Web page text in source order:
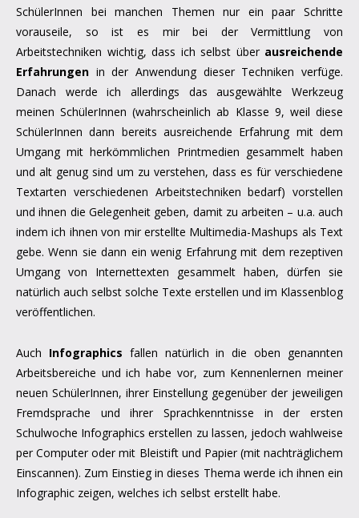
SchülerInnen bei manchen Themen nur ein paar Schritte
vorauseile, so ist es mir bei der Vermittlung von
Arbeitstechniken wichtig, dass ich selbst über ausreichende
Erfahrungen in der Anwendung dieser Techniken verfüge.
Danach werde ich allerdings das ausgewählte Werkzeug
meinen SchülerInnen (wahrscheinlich ab Klasse 9, weil diese
SchülerInnen dann bereits ausreichende Erfahrung mit dem
Umgang mit herkömmlichen Printmedien gesammelt haben
und alt genug sind um zu verstehen, dass es für verschiedene
Textarten verschiedenen Arbeitstechniken bedarf) vorstellen
und ihnen die Gelegenheit geben, damit zu arbeiten – u.a. auch
indem ich ihnen von mir erstellte Multimedia-Mashups als Text
gebe. Wenn sie dann ein wenig Erfahrung mit dem rezeptiven
Umgang von Internettexten gesammelt haben, dürfen sie
natürlich auch selbst solche Texte erstellen und im Klassenblog
veröffentlichen.
Auch Infographics fallen natürlich in die oben genannten
Arbeitsbereiche und ich habe vor, zum Kennenlernen meiner
neuen SchülerInnen, ihrer Einstellung gegenüber der jeweiligen
Fremdsprache und ihrer Sprachkenntnisse in der ersten
Schulwoche Infographics erstellen zu lassen, jedoch wahlweise
per Computer oder mit Bleistift und Papier (mit nachträglichem
Einscannen). Zum Einstieg in dieses Thema werde ich ihnen ein
Infographic zeigen, welches ich selbst erstellt habe.